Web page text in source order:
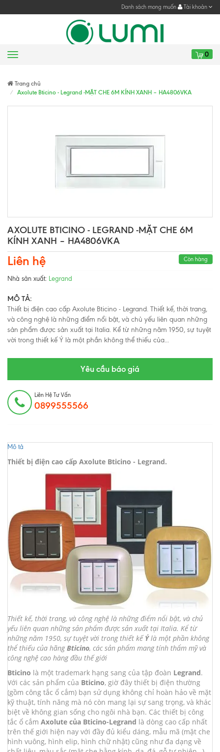
Danh sách mong muốn Tài khoản
Menu 0
Trang chủ
Axolute Bticino - Legrand -MẶT CHE 6M KÍNH XANH – HA4806VKA
AXOLUTE BTICINO - LEGRAND -MẶT CHE 6M
KÍNH XANH – HA4806VKA
Liên hệ Còn hàng
Nhà sản xuất: Legrand
MÔ TẢ:
Thiết bị điện cao cấp Axolute Bticino - Legrand. Thiết kế, thời trang,
và công nghệ là những điểm nổi bật, và chủ yếu liên quan những
sản phẩm được sản xuất tại Italia. Kể từ những năm 1950, sự tuyệt
vời trong thiết kế Ý là một phần không thể thiếu của...
Yêu cầu báo giá
Liên Hệ Tư Vấn
0899555566
Mô tả
Thiết bị điện cao cấp Axolute Bticino - Legrand.
Thiết kế, thời trang, và công nghệ là những điểm nổi bật, và chủ
yếu liên quan những sản phẩm được sản xuất tại Italia. Kể từ
những năm 1950, sự tuyệt vời trong thiết kếÝlà một phần không
thể thiếu của hãngBticino, các sản phẩm mang tính thẩm mỹ và
công nghệ cao hàng đầu thế giới
Bticino là một trademark hạng sang của tập đoàn Legrand.
Với các sản phẩm của Bticino, giờ đây thiết bị điện thường
(gồm công tắc ổ cắm) bạn sử dụng không chỉ hoàn hảo về mặt
kỹ thuật, tính năng mà nó còn mang lại sự sang trọng, và khác
biệt về không gian sống cho ngôi nhà bạn. Các thiết bị công
tắc ổ cắm Axolute của Bticino-Legrand là dòng cao cấp nhất
trên thế giới hiện nay với đầy đủ kiểu dáng, mẫu mã (mặt che
hình vuông, hình elip, hình chữ nhật) cũng như đa dạng về